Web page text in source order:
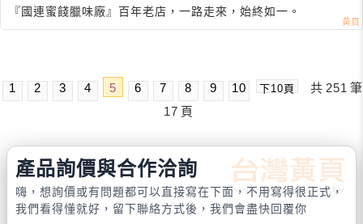
『國連蜜餞臘味廠』百年老店，一路走來，始終如一。
1 2 3 4 5 6 7 8 9 10 下10頁 共 251 筆
17 頁
產品詢價與合作洽詢
嗨，想詢價或有問題都可以直接寫在下面，不用寫得很正式，
我們看得懂就好，留下聯絡方式後，我們會盡快回覆你